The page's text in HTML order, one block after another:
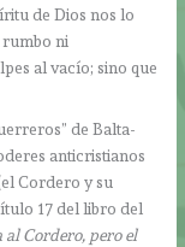
de Dios nos lo
rumbo ni
al vacío; sino que
de Balta-
anticristianos
Cordero y su
17 del libro del
al Cordero, pero el